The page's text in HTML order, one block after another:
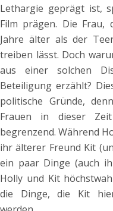
Lethargie geprägt ist,
Film prägen. Die Frau,
Jahre älter als der
treiben lässt. Doch
aus einer solchen
Beteiligung erzählt?
politische Gründe,
Frauen in dieser
begrenzend. Während
ihr älterer Freund Kit
ein paar Dinge (auch
Holly und Kit
die Dinge, die Kit